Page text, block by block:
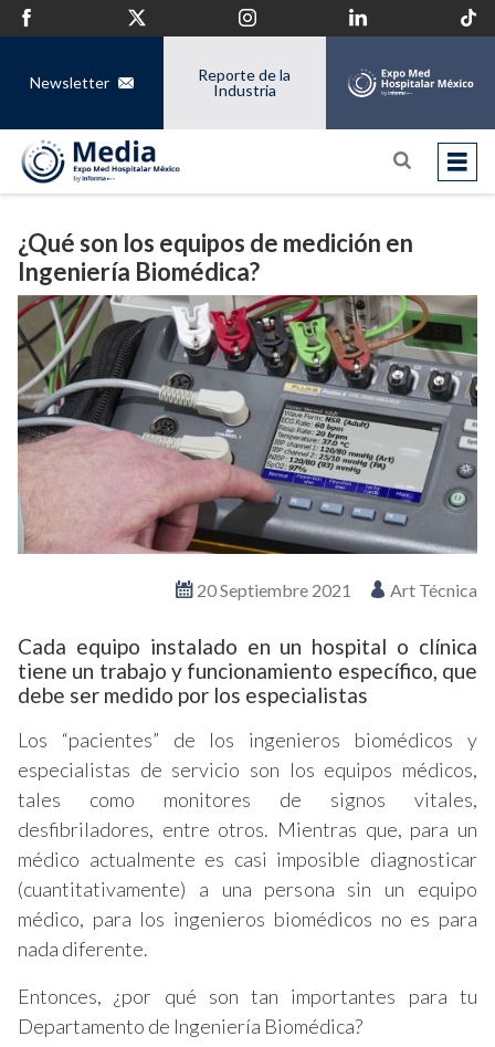
Newsletter
Reporte de la
Industria
¿Qué son los equipos de medición en
Ingeniería Biomédica?
20 Septiembre 2021 Art Técnica
Cada equipo instalado en un hospital o clínica
tiene un trabajo y funcionamiento específico, que
debe ser medido por los especialistas
Los “pacientes” de los ingenieros biomédicos y
especialistas de servicio son los equipos médicos,
tales como monitores de signos vitales,
desfibriladores, entre otros. Mientras que, para un
médico actualmente es casi imposible diagnosticar
(cuantitativamente) a una persona sin un equipo
médico, para los ingenieros biomédicos no es para
nada diferente.
Entonces, ¿por qué son tan importantes para tu
Departamento de Ingeniería Biomédica?